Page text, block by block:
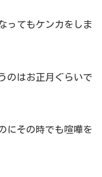
ってもケンカをしま
のはお正月ぐらいで
にその時でも喧嘩を